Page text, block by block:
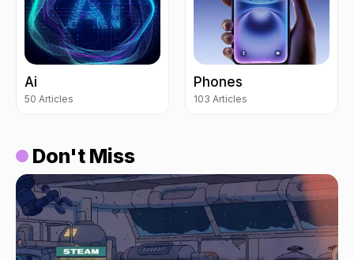
Ai
50 Articles
Phones
103 Articles
Don't Miss